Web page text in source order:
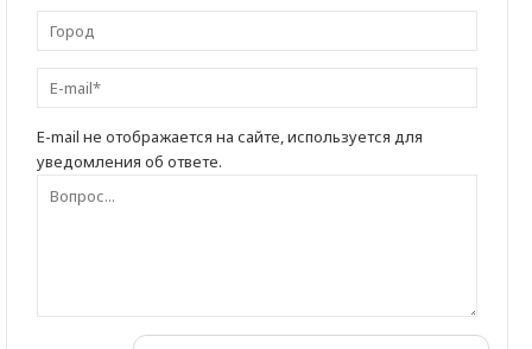
E-mail не отображается на сайте, используется для
уведомления об ответе.